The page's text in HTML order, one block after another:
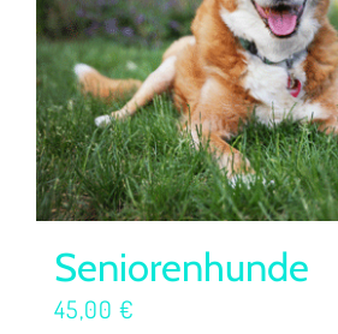
Seniorenhunde
45,00 €